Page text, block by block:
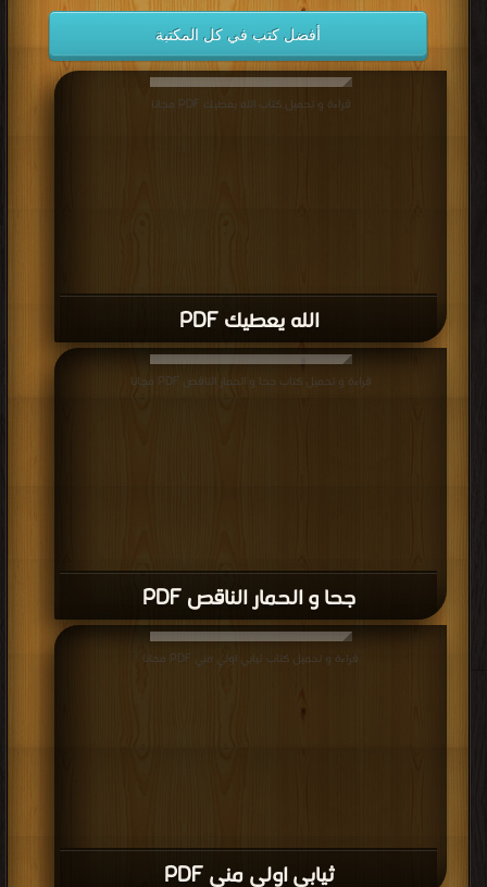
أفضل كتب في كل المكتبة
الله يعطيك PDF
قراءة و تحميل كتاب الله يعطيك PDF مجانا
جحا و الحمار الناقص PDF
قراءة و تحميل كتاب جحا و الحمار الناقص PDF مجانا
ثيابي اولي مني PDF
قراءة و تحميل كتاب ثيابي اولي مني PDF مجانا